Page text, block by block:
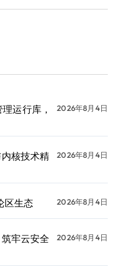
运行库，
2026年8月4日
核技术精
2026年8月4日
区生态 2026年8月4日
牢云安全
2026年8月4日